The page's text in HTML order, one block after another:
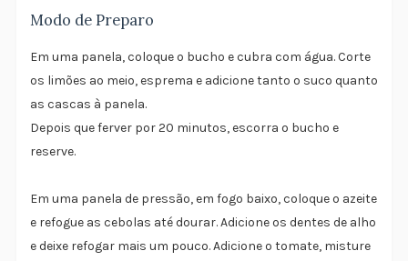
Modo de Preparo
Em uma panela, coloque o bucho e cubra com água. Corte
os limões ao meio, esprema e adicione tanto o suco quanto
as cascas à panela.
Depois que ferver por 20 minutos, escorra o bucho e
reserve.
Em uma panela de pressão, em fogo baixo, coloque o azeite
e refogue as cebolas até dourar. Adicione os dentes de alho
e deixe refogar mais um pouco. Adicione o tomate, misture